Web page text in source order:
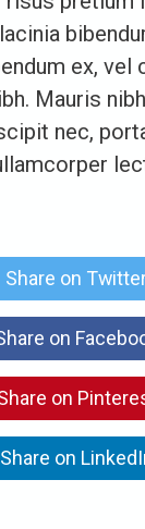
ex, vel
Mauris
nec,
Share on
on
on
Share on